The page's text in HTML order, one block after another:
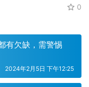
0
有欠缺，需警惕
2024年2月5日 下午12:25